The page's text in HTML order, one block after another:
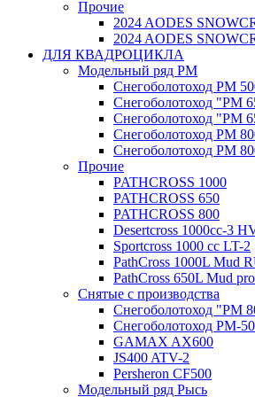
Прочие
2024 AODES
2024 AODES
ДЛЯ КВАДРОЦИКЛА
Модельный ряд РМ
Снегоболотоход РМ
Снегоболотоход "РМ
Снегоболотоход "РМ
Снегоболотоход РМ
Снегоболотоход РМ
Прочие
PATHCROSS 1000
PATHCROSS 650
PATHCROSS 800
Desertcross 1000cc-3
Sportcross 1000 cc LT-2
PathCross 1000L Mud
PathCross 650L Mud
Снятые с производства
Снегоболотоход "РМ
Снегоболотоход РМ-
GAMAX AX600
JS400 ATV-2
Persheron CF500
Модельный ряд Рысь